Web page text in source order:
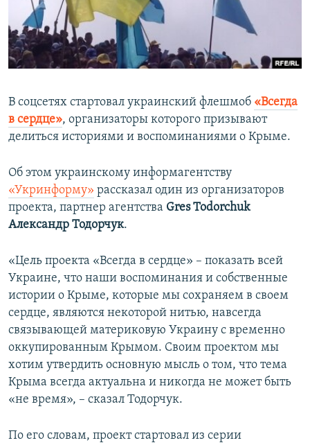
ПОБЕДИТЕЛЕЙ НЕ СУДЯТ?
КРЫМ.НЕПОКОРЕННЫЙ
ELIFBE
ПРИСОЕДИНЯЙТЕСЬ!
Все сайты RFE/RL
В соцсетях стартовал украинский флешмоб «Всегда
в сердце», организаторы которого призывают
делиться историями и воспоминаниями о Крыме.
Об этом украинскому информагентству
«Укринформу» рассказал один из организаторов
проекта, партнер агентства Gres Todorchuk
Александр Тодорчук.
«Цель проекта «Всегда в сердце» – показать всей
Украине, что наши воспоминания и собственные
истории о Крыме, которые мы сохраняем в своем
сердце, являются некоторой нитью, навсегда
связывающей материковую Украину с временно
оккупированным Крымом. Своим проектом мы
хотим утвердить основную мысль о том, что тема
Крыма всегда актуальна и никогда не может быть
«не время», – сказал Тодорчук.
По его словам, проект стартовал из серии